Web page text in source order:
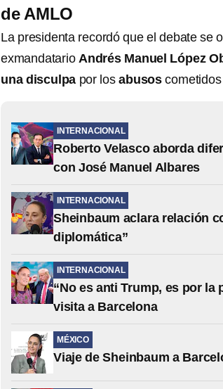
de AMLO
La presidenta recordó que el debate se
exmandatarioAndrés Manuel López
una disculpa por losabusos
INTERNACIONAL
Roberto Velasco aborda
con José Manuel Albares
INTERNACIONAL
Sheinbaum aclara relación
diplomática”
INTERNACIONAL
“No es anti Trump, es por la
visita a Barcelona
MÉXICO
Viaje de Sheinbaum a